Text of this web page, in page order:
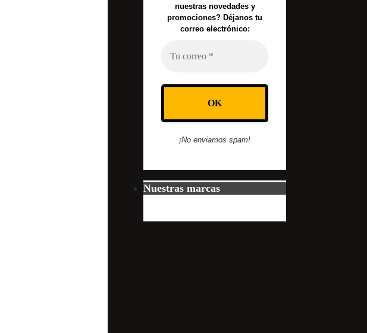
nuestras novedades y
promociones? Déjanos tu
correo electrónico:
¡No enviamos spam!
Nuestras marcas